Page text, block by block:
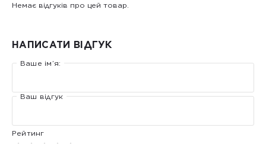
Немає відгуків про цей товар.
НАПИСАТИ ВІДГУК
Ваше ім’я:
Ваш відгук
Рейтинг